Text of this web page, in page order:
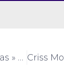
Labella Modas » T-shirt » SP » (#AM204)